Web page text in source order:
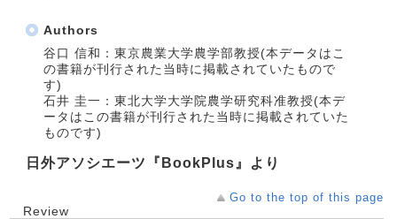
Authors
谷口 信和：東京農業大学農学部教授(本データはこ
の書籍が刊行された当時に掲載されていたもので
す)
石井 圭一：東北大学大学院農学研究科准教授(本デ
ータはこの書籍が刊行された当時に掲載されていた
ものです)
日外アソシエーツ『BookPlus』より
Go to the top of this page
Review